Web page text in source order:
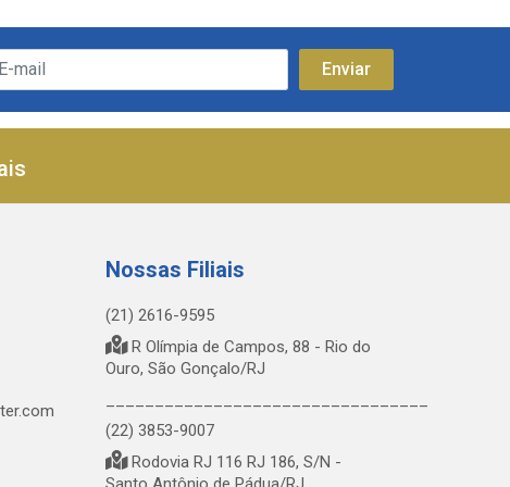
Nossas Filiais
(21) 2616-9595
R Olímpia de Campos, 88 - Rio do
Ouro, São Gonçalo/RJ
(22) 3853-9007
Rodovia RJ 116 RJ 186, S/N -